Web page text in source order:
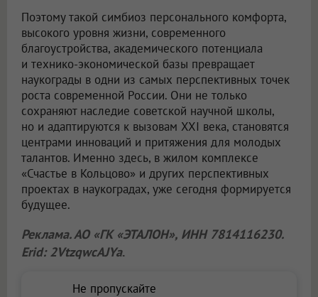
Поэтому такой симбиоз персонального комфорта,
высокого уровня жизни, современного
благоустройства, академического потенциала
и технико-экономической базы превращает
наукограды в одни из самых перспективных точек
роста современной России. Они не только
сохраняют наследие советской научной школы,
но и адаптируются к вызовам XXI века, становятся
центрами инноваций и притяжения для молодых
талантов. Именно здесь, в жилом комплексе
«Счастье в Кольцово» и других перспективных
проектах в наукоградах, уже сегодня формируется
будущее.
Реклама. АО «ГК «ЭТАЛОН», ИНН 7814116230.
Erid: 2VtzqwcAJYa.
Не пропускайте